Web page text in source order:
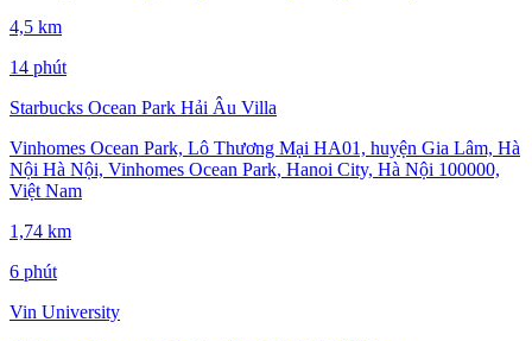
4,5 km
14 phút
Starbucks Ocean Park Hải Âu Villa
Vinhomes Ocean Park, Lô Thương Mại HA01, huyện Gia Lâm, Hà
Nội Hà Nội, Vinhomes Ocean Park, Hanoi City, Hà Nội 100000,
Việt Nam
1,74 km
6 phút
Vin University